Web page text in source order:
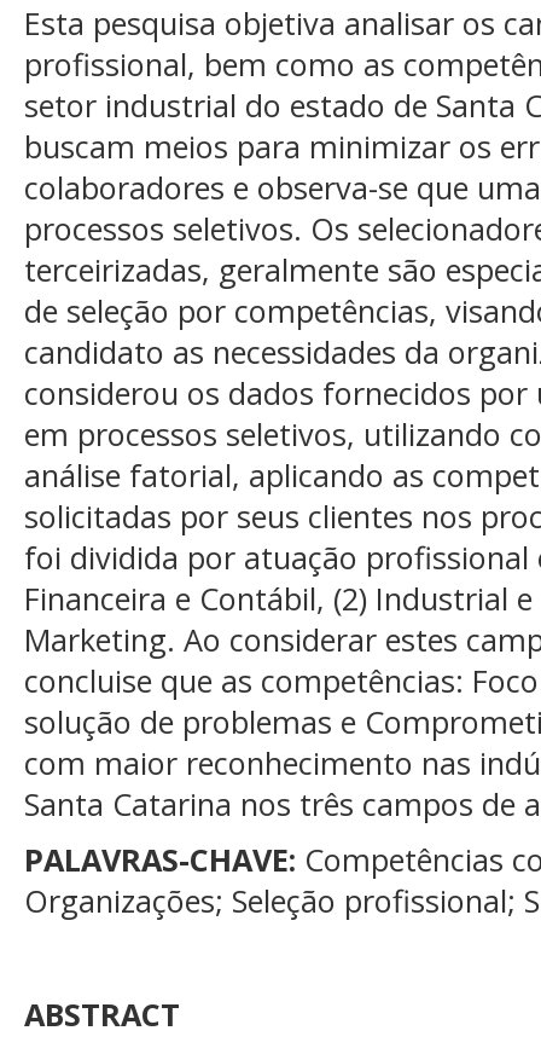
Esta pesquisa objetiva analisar os
profissional, bem como as
setor industrial do estado de Santa
buscam meios para minimizar os
colaboradores e observa-se que
processos seletivos. Os
terceirizadas, geralmente são
de seleção por competências,
candidato as necessidades da
considerou os dados fornecidos
em processos seletivos, utilizando
análise fatorial, aplicando as
solicitadas por seus clientes nos
foi dividida por atuação profissional
Financeira e Contábil, (2) Industrial
Marketing. Ao considerar estes
concluise que as competências:
solução de problemas e
com maior reconhecimento nas
Santa Catarina nos três campos de
PALAVRAS-CHAVE: Competências
Organizações; Seleção profissional;
ABSTRACT